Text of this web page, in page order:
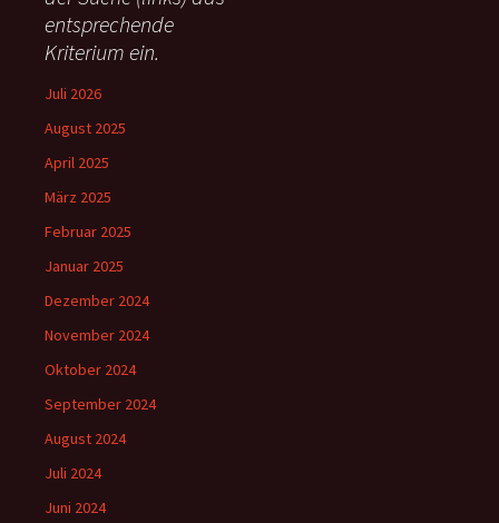
:entsprechende
Kriterium ein.
Juli 2026
August 2025
April 2025
März 2025
Februar 2025
Januar 2025
Dezember 2024
November 2024
Oktober 2024
September 2024
August 2024
Juli 2024
Juni 2024